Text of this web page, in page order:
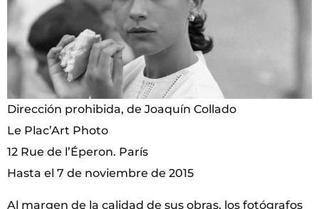
Dirección prohibida, de Joaquín Collado
Le Plac’Art Photo
12 Rue de l’Éperon. París
Hasta el 7 de noviembre de 2015
Al margen de la calidad de sus obras, los fotógrafos